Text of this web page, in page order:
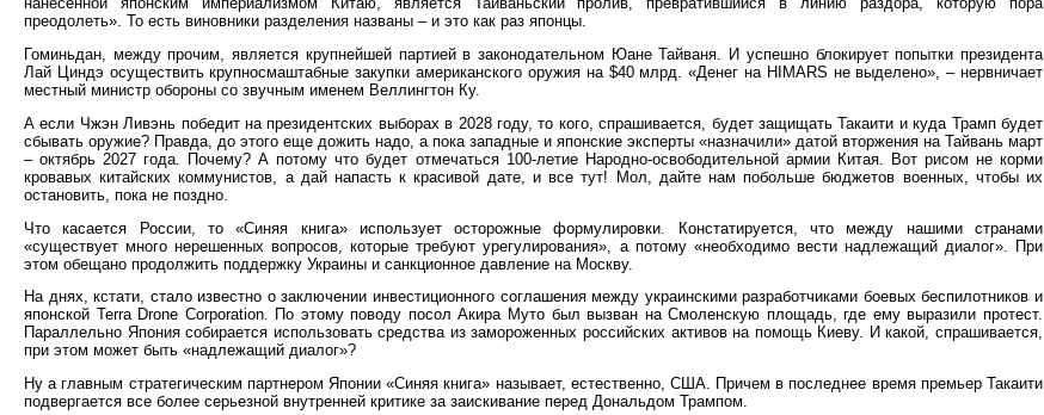
преодолеть». То есть виновники разделения названы – и это как раз японцы.
Гоминьдан, между прочим, является крупнейшей партией в законодательном Юане Тайваня. И успешно блокирует попытки президента
Лай Циндэ осуществить крупносмаштабные закупки американского оружия на $40 млрд. «Денег на HIMARS не выделено», – нервничает
местный министр обороны со звучным именем Веллингтон Ку.
А если Чжэн Ливэнь победит на президентских выборах в 2028 году, то кого, спрашивается, будет защищать Такаити и куда Трамп будет
сбывать оружие? Правда, до этого еще дожить надо, а пока западные и японские эксперты «назначили» датой вторжения на Тайвань март
– октябрь 2027 года. Почему? А потому что будет отмечаться 100-летие Народно-освободительной армии Китая. Вот рисом не корми
кровавых китайских коммунистов, а дай напасть к красивой дате, и все тут! Мол, дайте нам побольше бюджетов военных, чтобы их
остановить, пока не поздно.
Что касается России, то «Синяя книга» использует осторожные формулировки. Констатируется, что между нашими странами
«существует много нерешенных вопросов, которые требуют урегулирования», а потому «необходимо вести надлежащий диалог». При
этом обещано продолжить поддержку Украины и санкционное давление на Москву.
На днях, кстати, стало известно о заключении инвестиционного соглашения между украинскими разработчиками боевых беспилотников и
японской Terra Drone Corporation. По этому поводу посол Акира Муто был вызван на Смоленскую площадь, где ему выразили протест.
Параллельно Япония собирается использовать средства из замороженных российских активов на помощь Киеву. И какой, спрашивается,
при этом может быть «надлежащий диалог»?
Ну а главным стратегическим партнером Японии «Синяя книга» называет, естественно, США. Причем в последнее время премьер Такаити
подвергается все более серьезной внутренней критике за заискивание перед Дональдом Трампом.